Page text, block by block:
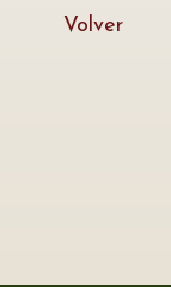
Volver